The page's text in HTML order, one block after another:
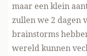
maar een klein
zullen we 2 dagen
brainstorms
wereld kunnen